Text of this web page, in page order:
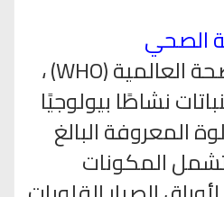
الصحي
وفقًا لمنظمة الصحة العالمية (WHO) ،
نشاطًا بيولوجيًا
المعروفة البالغ
نوعًا. تشمل المكونات